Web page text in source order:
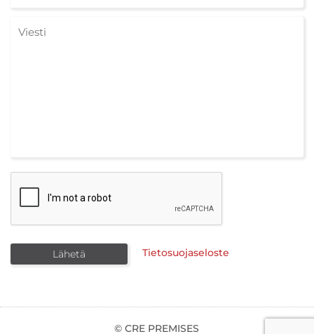
Tietosuojaseloste
© CRE PREMISES